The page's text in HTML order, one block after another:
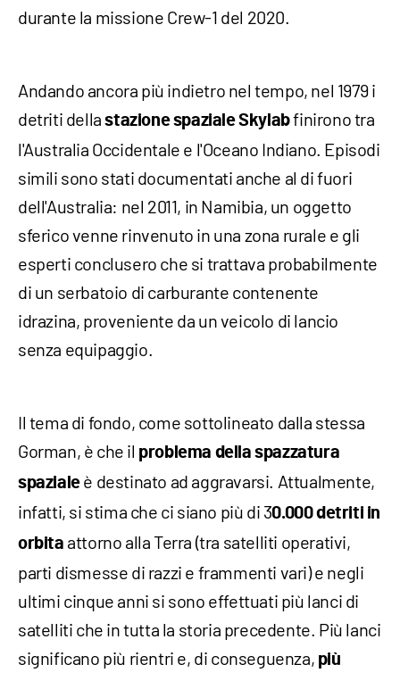
durante la missione Crew-1 del 2020.
Andando ancora più indietro nel tempo, nel 1979 i
detriti dellastazione spaziale Skylabfinirono tra
l'Australia Occidentale e l'Oceano Indiano. Episodi
simili sono stati documentati anche al di fuori
dell'Australia: nel 2011, in Namibia, un oggetto
sferico venne rinvenuto in una zona rurale e gli
esperti conclusero che si trattava probabilmente
di un serbatoio di carburante contenente
idrazina, proveniente da un veicolo di lancio
senza equipaggio.
Il tema di fondo, come sottolineato dalla stessa
Gorman, è che il problema della spazzatura
spazialeè destinato ad aggravarsi. Attualmente,
infatti, si stima che ci siano più di 30.000 detriti in
orbita attorno alla Terra (tra satelliti operativi,
parti dismesse di razzi e frammenti vari) e negli
ultimi cinque anni si sono effettuati più lanci di
satelliti che in tutta la storia precedente. Più lanci
significano più rientri e, di conseguenza, più